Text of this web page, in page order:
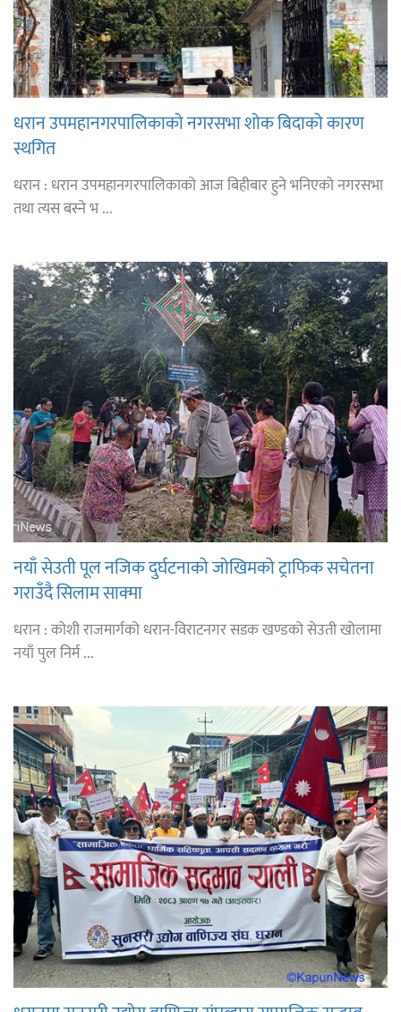
धरान उपमहानगरपालिकाको नगरसभा शोक बिदाको कारण
स्थगित
धरान : धरान उपमहानगरपालिकाको आज बिहीबार हुने भनिएको नगरसभा
तथा त्यस बस्ने भ ...
नयाँ सेउती पूल नजिक दुर्घटनाको जोखिमको ट्राफिक सचेतना
गराउँदै सिलाम साक्मा
धरान : कोशी राजमार्गको धरान-विराटनगर सडक खण्डको सेउती खोलामा
नयाँ पुल निर्म ...